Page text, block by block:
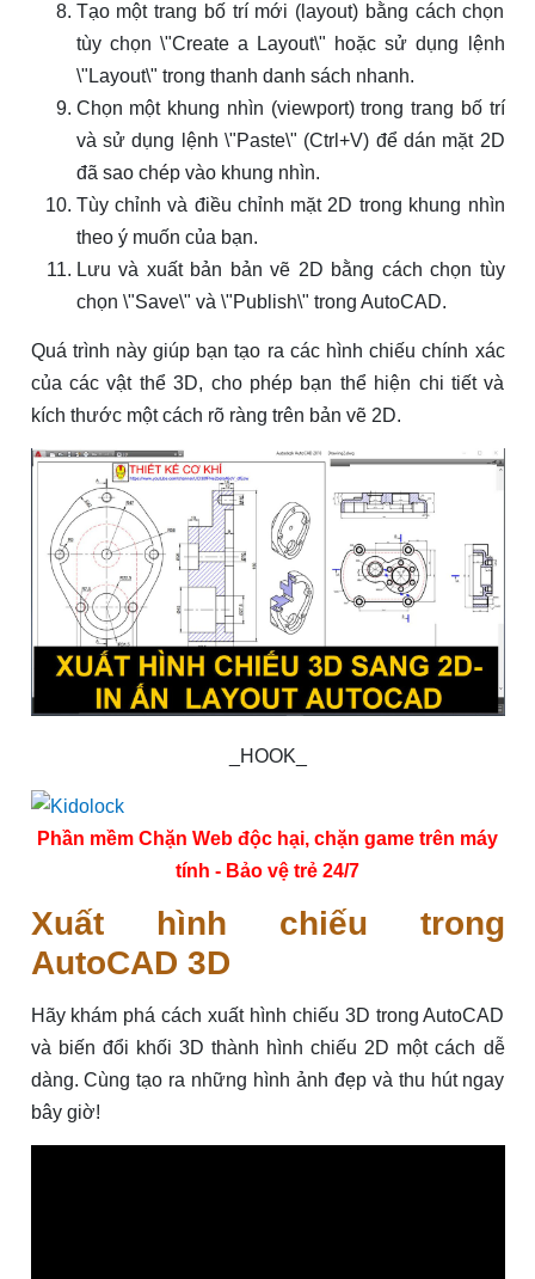
Tạo một trang bố trí mới (layout) bằng cách chọn
tùy chọn \"Create a Layout\" hoặc sử dụng lệnh
\"Layout\" trong thanh danh sách nhanh.
Chọn một khung nhìn (viewport) trong trang bố trí
và sử dụng lệnh \"Paste\" (Ctrl+V) để dán mặt 2D
đã sao chép vào khung nhìn.
Tùy chỉnh và điều chỉnh mặt 2D trong khung nhìn
theo ý muốn của bạn.
Lưu và xuất bản bản vẽ 2D bằng cách chọn tùy
chọn \"Save\" và \"Publish\" trong AutoCAD.
Quá trình này giúp bạn tạo ra các hình chiếu chính xác
của các vật thể 3D, cho phép bạn thể hiện chi tiết và
kích thước một cách rõ ràng trên bản vẽ 2D.
_HOOK_
Phần mềm Chặn Web độc hại, chặn game trên máy
tính - Bảo vệ trẻ 24/7
Xuất hình chiếu trong
AutoCAD 3D
Hãy khám phá cách xuất hình chiếu 3D trong AutoCAD
và biến đổi khối 3D thành hình chiếu 2D một cách dễ
dàng. Cùng tạo ra những hình ảnh đẹp và thu hút ngay
bây giờ!